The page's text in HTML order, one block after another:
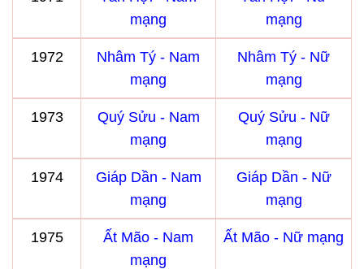
mạng
mạng
1972
Nhâm Tý - Nam
mạng
Nhâm Tý - Nữ
mạng
1973
Quý Sửu - Nam
mạng
Quý Sửu - Nữ
mạng
1974
Giáp Dần - Nam
mạng
Giáp Dần - Nữ
mạng
1975
Ất Mão - Nam
mạng
Ất Mão - Nữ mạng